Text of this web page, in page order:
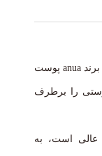
لوسیون آبرسان و تسکین دهنده روزانه 70% برند anua پوست
را برطرف
عالی است، به